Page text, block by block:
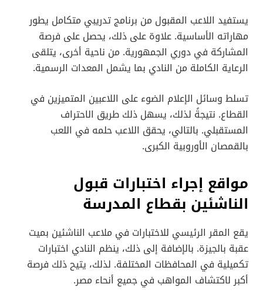
يستفيد اللاعب المقبول من برنامج تدريبي متكامل يطور
مهاراته الأساسية. علاوة على ذلك، يحصل على فرصة
المشاركة في دوري الجمهورية. من ناحية أخرى، يتلقى
الرعاية الكاملة من النادي بما يشمل المعدات الرسمية.
تسلط وسائل الإعلام الضوء على اللاعبين المتميزين في
القطاع. نتيجةً لذلك، يسهل ذلك طريق الاحتراف
المستقبلي. بالتالي، يحقق اللاعب حلمه في اللعب
بالقمصان الأوروبية الكبرى.
مواقع إجراء اختبارات قبول
الناشئين بقطاع المدرسة
يقع المقر الرئيسي للاختبارات في ملاعب الناشئين بميت
عقبة بالجيزة. بالإضافة إلى ذلك، ينظم النادي اختبارات
تكميلية في المحافظات المختلفة. لذلك، يتيح ذلك فرصة
أكبر لاكتشاف المواهب في جميع أنحاء مصر.